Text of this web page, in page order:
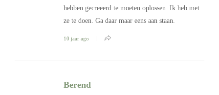
hebben gecreeerd te moeten oplossen. Ik heb met
ze te doen. Ga daar maar eens aan staan.
10 jaar ago
Berend